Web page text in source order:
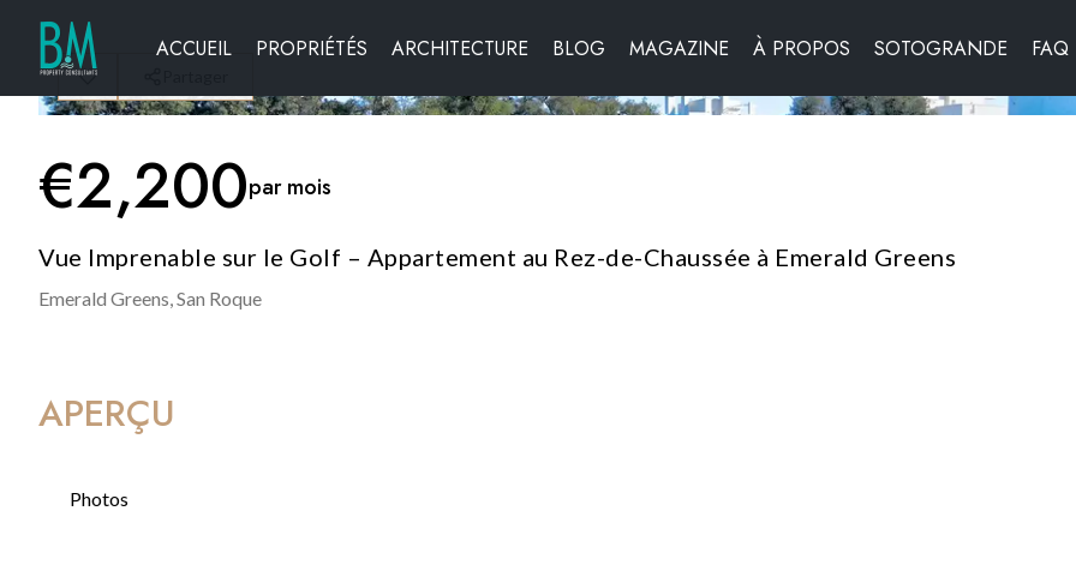
ACCUEIL PROPRIÉTÉS ARCHITECTURE BLOG MAGAZINE À PROPOS SOTOGRANDE FAQ
€2,200par mois
Vue Imprenable sur le Golf – Appartement au Rez-de-Chaussée à Emerald Greens
Emerald Greens,San Roque
APERÇU
Photos